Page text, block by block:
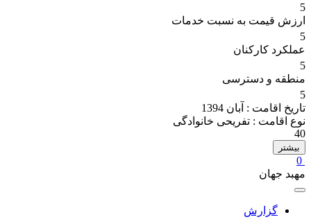
5
ارزش قیمت به نسبت خدمات
5
عملکرد کارکنان
5
منطقه و دسترسی
5
تاریخ اقامت : آبان 1394
نوع اقامت : تفریحی خانوادگی
40
بیشتر
0
مهبد جهان
گزارش